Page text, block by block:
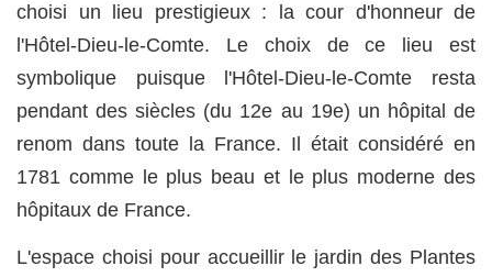
choisi un lieu prestigieux : la cour d'honneur de
l'Hôtel-Dieu-le-Comte. Le choix de ce lieu est
symbolique puisque l'Hôtel-Dieu-le-Comte resta
pendant des siècles (du 12e au 19e) un hôpital de
renom dans toute la France. Il était considéré en
1781 comme le plus beau et le plus moderne des
hôpitaux de France.
L'espace choisi pour accueillir le jardin des Plantes